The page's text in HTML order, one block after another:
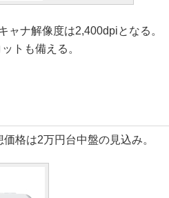
ナ解像度は2,400dpiとなる。
トも備える。
格は2万円台中盤の見込み。